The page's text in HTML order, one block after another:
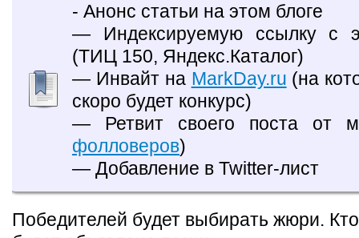
- Анонс статьи на этом блоге
— Индексируемую ссылку с
(ТИЦ 150, Яндекс.Каталог)
— Инвайт на MarkDay.ru (на
скоро будет конкурс)
— Ретвит своего поста от
фолловеров)
— Добавление в Twitter-лист
Победителей будет выбирать жюри.